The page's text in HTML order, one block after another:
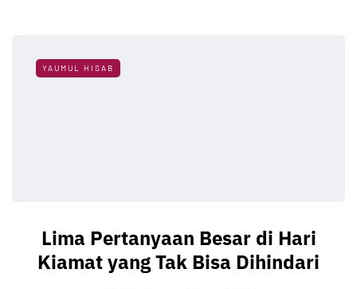
YAUMUL HISAB
Lima Pertanyaan Besar di Hari
Kiamat yang Tak Bisa Dihindari